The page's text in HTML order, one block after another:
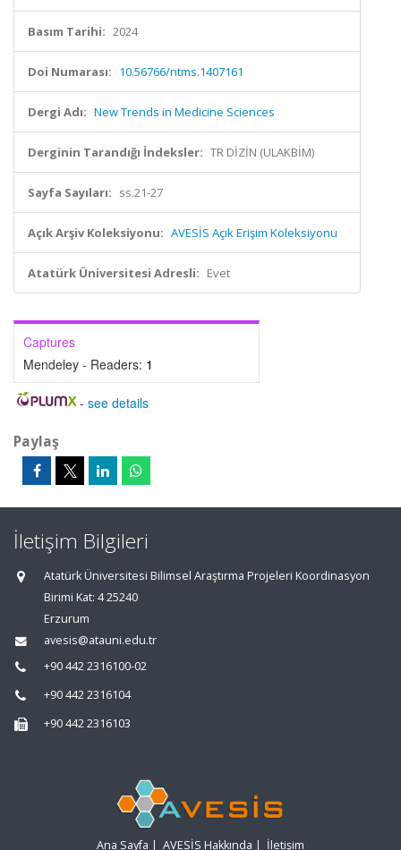
Basım Tarihi: 2024
Doi Numarası: 10.56766/ntms.1407161
Dergi Adı: New Trends in Medicine Sciences
Derginin Tarandığı İndeksler: TR DİZİN (ULAKBİM)
Sayfa Sayıları: ss.21-27
Açık Arşiv Koleksiyonu: AVESİS Açık Erişim Koleksiyonu
Atatürk Üniversitesi Adresli: Evet
Captures
Mendeley - Readers: 1
- see details
Paylaş
İletişim Bilgileri
Atatürk Üniversitesi Bilimsel Araştırma Projeleri Koordinasyon
Birimi Kat: 4 25240
Erzurum
avesis@atauni.edu.tr
+90 442 2316100-02
+90 442 2316104
+90 442 2316103
Ana Sayfa | AVESİS Hakkında | İletişim